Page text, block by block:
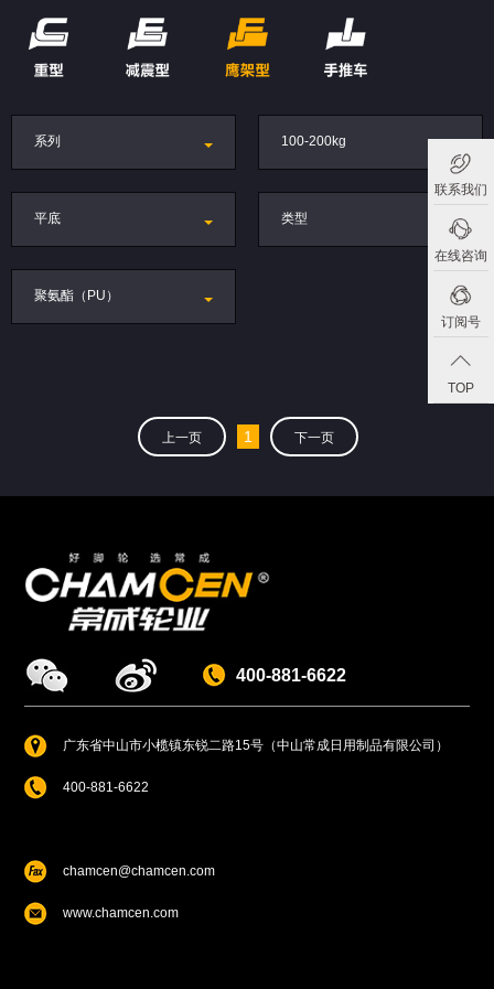
联系我们
在线咨询
订阅号
TOP
系列 100-200kg
平底 类型
聚氨酯（PU）
上一页 1 下一页
400-881-6622
广东省中山市小榄镇东锐二路15号（中山常成日用制品有限公司）
400-881-6622
chamcen@chamcen.com
www.chamcen.com